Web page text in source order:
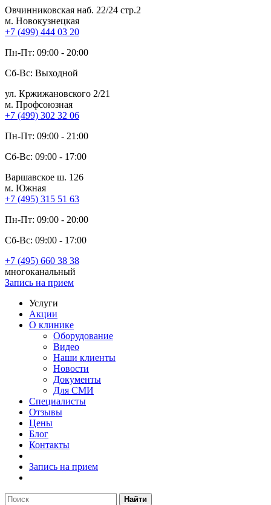
Овчинниковская наб. 22/24 стр.2
м. Новокузнецкая
+7 (499) 444 03 20
Пн-Пт: 09:00 - 20:00
Сб-Вс: Выходной
ул. Кржижановского 2/21
м. Профсоюзная
+7 (499) 302 32 06
Пн-Пт: 09:00 - 21:00
Сб-Вс: 09:00 - 17:00
Варшавское ш. 126
м. Южная
+7 (495) 315 51 63
Пн-Пт: 09:00 - 20:00
Сб-Вс: 09:00 - 17:00
+7 (495) 660 38 38
многоканальный
Запись на прием
Услуги
Акции
О клинике
Оборудование
Видео
Наши клиенты
Новости
Документы
Для СМИ
Специалисты
Отзывы
Цены
Блог
Контакты
Запись на прием
Найти